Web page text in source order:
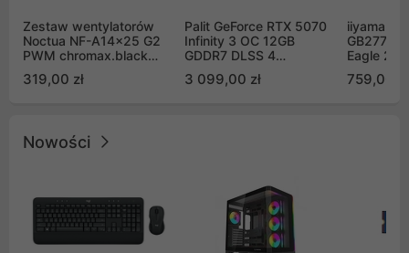
Zestaw wentylatorów
Noctua NF-A14x25 G2
PWM chromax.black
Push Pull (2szt)
319,00 zł
Palit GeForce RTX 5070
Infinity 3 OC 12GB
GDDR7 DLSS 4
GB2050S)
3 099,00 zł
iiyama G-
Eagle 27"
759,00 zł
Nowości